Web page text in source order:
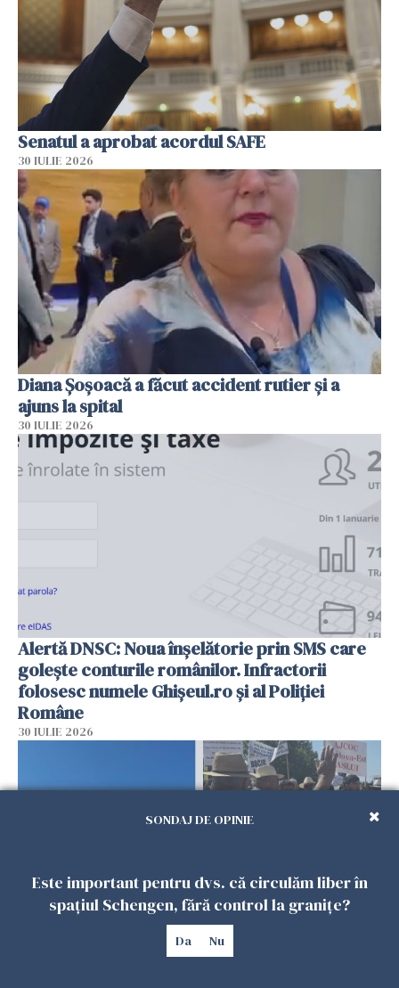
Senatul a aprobat acordul SAFE
30 IULIE 2026
Diana Șoșoacă a făcut accident rutier și a
ajuns la spital
30 IULIE 2026
Alertă DNSC: Noua înșelătorie prin SMS care
golește conturile românilor. Infractorii
folosesc numele Ghișeul.ro și al Poliției
Române
30 IULIE 2026
Mii de ciobani protestează la ANSVSA și la
SONDAJ DE OPINIE
Este important pentru dvs. că circulăm liber în
spațiul Schengen, fără control la granițe?
Da Nu